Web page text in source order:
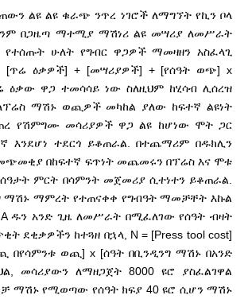
ልዩ ልዩ ቁራጭ ንጥረ ነገሮች ለማግኘት የኪን ቦላ
በጋዜጣ ማተሚያ ማሽነሪ ልዩ መሣሪያ ለመሥራት
የተሰጡት ሁለት የግብር ዋጋዎች ማመዛዘን አስፈላጊ
[ጥሬ ዕቃዎች] + [መሣሪያዎች] + [የሰዓት ወጭ] x
ዕቃው ዋጋ ተመሳሳይ ነው ስለዚህም ከሂሳብ ሊሰረዝ
ማሽኑ ወጪዎች መካከል ያለው ከፍተኛ ልዩነት
የሽምግሙ መሳሪያዎች ዋጋ ልዩ ከሆነው ሞት ጋር
እንደሆነ ተደርጎ ይቆጠራል. በተጨማሪም በዱክሊን
በከፍተኛ ፍጥነት መጨመሩን በፕሬስ እና ሞቱ
ምርት በሳምንት መጀመሪያ ሲተነተን ይቆጠራል.
ማሽኑ ማምረት የተጠናቀቀ የግብዓት ማመቻቸት እኩል
ዱን አንድ ጊዜ ለመሥራት በሚፈለገው የሰዓት ብዛት
ደቂቃዎችን ከተጓዘ በኋላ, N = [Press tool cost]
በየሳምንቱ ወጪ] x [ሰዓት በቢንዲንግ ማሽኑ በአንድ
መሳሪያውን ለማዘጋጀት 8000 ዩሮ ያስፈልገዋል
ማሽኑ የሚወጣው የሰዓት ክፍያ 40 ዩሮ ሲሆን ማሽኑ